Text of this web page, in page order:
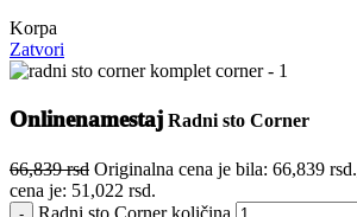
Korpa
Zatvori
Onlinenamestaj Radni sto Corner
66,839rsd Originalna cena je bila: 66,839 rsd.
cena je: 51,022 rsd.
Radni sto Corner količina